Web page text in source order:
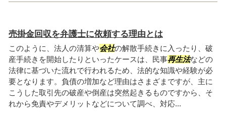
売掛金回収を弁護士に依頼する理由とは
このように、法人の清算や会社の解散手続きに入ったり、破
産手続きを開始したりといったケースは、民事再生法などの
法律に基づいた流れで行われるため、法的な知識や経験が必
要となります。負債の増加など理由はさまざまですが、主に
こうした取引先の破産や倒産は突然起きるものですから、そ
れから免責やデメリットなどについて調べ、対応...